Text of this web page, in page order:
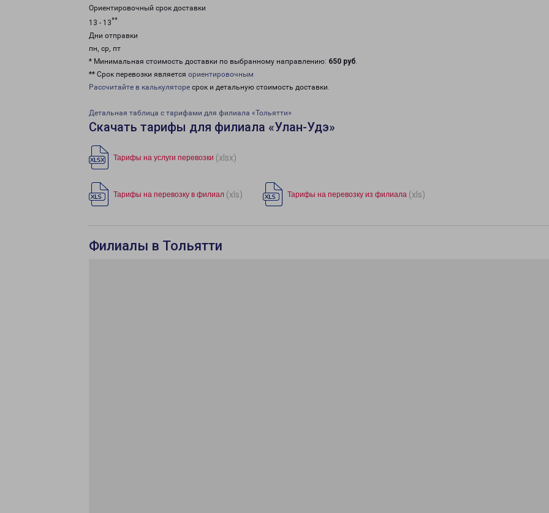
Ориентировочный срок доставки
13 - 13**
Дни отправки
пн, ср, пт
* Минимальная стоимость доставки по выбранному направлению: 650 руб.
** Срок перевозки является ориентировочным
Рассчитайте в калькуляторе срок и детальную стоимость доставки.
Детальная таблица с тарифами для филиала «Тольятти»
Скачать тарифы для филиала «Улан-Удэ»
Тарифы на услуги перевозки (xlsx)
Тарифы на перевозку в филиал (xls) Тарифы на перевозку из филиала (xls)
Филиалы в Тольятти